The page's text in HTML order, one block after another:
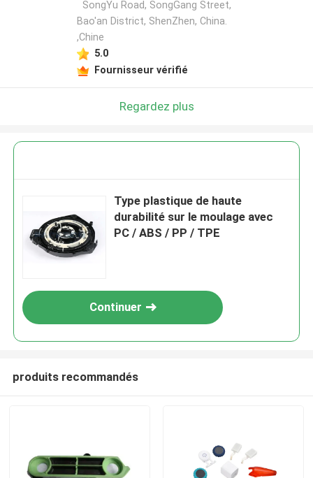
SongYu Road, SongGang Street,
Bao'an District, ShenZhen, China.
,Chine
5.0
Fournisseur vérifié
Regardez plus
Type plastique de haute
durabilité sur le moulage avec
PC / ABS / PP / TPE
Continuer
produits recommandés